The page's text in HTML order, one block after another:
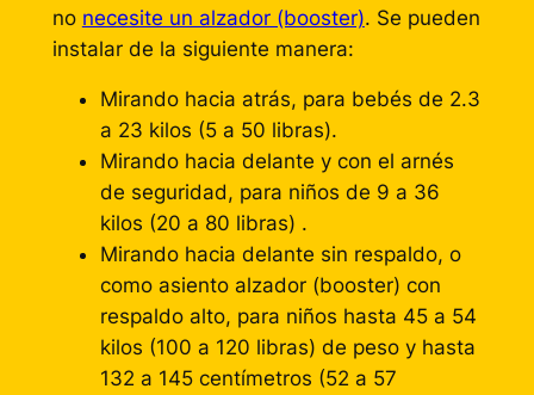
no necesite un alzador (booster). Se pueden
instalar de la siguiente manera:
Mirando hacia atrás, para bebés de 2.3
a 23 kilos (5 a 50 libras).
Mirando hacia delante y con el arnés
de seguridad, para niños de 9 a 36
kilos (20 a 80 libras) .
Mirando hacia delante sin respaldo, o
como asiento alzador (booster) con
respaldo alto, para niños hasta 45 a 54
kilos (100 a 120 libras) de peso y hasta
132 a 145 centímetros (52 a 57